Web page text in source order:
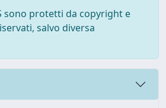
sono protetti da copyright e
salvo diversa